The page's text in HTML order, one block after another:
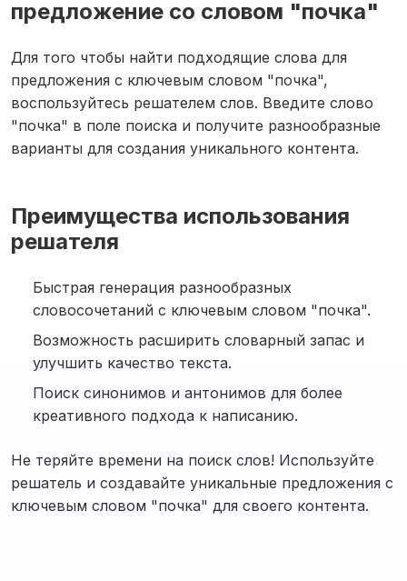
предложение со словом "почка"
Для того чтобы найти подходящие слова для
предложения с ключевым словом "почка",
воспользуйтесь решателем слов. Введите слово
"почка" в поле поиска и получите разнообразные
варианты для создания уникального контента.
Преимущества использования
решателя
Быстрая генерация разнообразных
словосочетаний с ключевым словом "почка".
Возможность расширить словарный запас и
улучшить качество текста.
Поиск синонимов и антонимов для более
креативного подхода к написанию.
Не теряйте времени на поиск слов! Используйте
решатель и создавайте уникальные предложения с
ключевым словом "почка" для своего контента.